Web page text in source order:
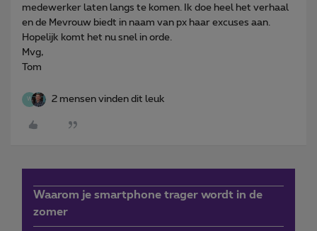
medewerker laten langs te komen. Ik doe heel het verhaal
en de Mevrouw biedt in naam van px haar excuses aan.
Hopelijk komt het nu snel in orde.
Mvg,
Tom
W 2 mensen vinden dit leuk
Waarom je smartphone trager wordt in de
zomer